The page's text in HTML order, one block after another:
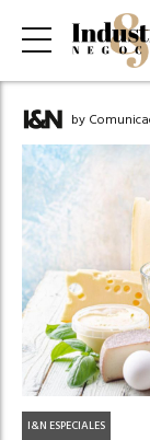
by
I&N ESPECIALES